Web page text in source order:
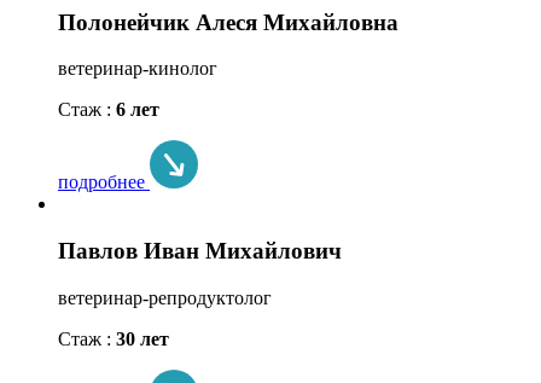
Полонейчик Алеся Михайловна
ветеринар-кинолог
Стаж : 6 лет
подробнее
Павлов Иван Михайлович
ветеринар-репродуктолог
Стаж : 30 лет